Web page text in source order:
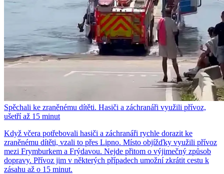
Spěchali ke zraněnému dítěti. Hasiči a záchranáři využili přívoz,
ušetří až 15 minut
Když včera potřebovali hasiči a záchranáři rychle dorazit ke
zraněnému dítěti, vzali to přes Lipno. Místo objížďky využili přívoz
mezi Frymburkem a Frýdavou. Nejde přitom o výjimečný způsob
dopravy. Přívoz jim v některých případech umožní zkrátit cestu k
zásahu až o 15 minut.